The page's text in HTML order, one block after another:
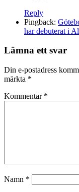
Reply
Pingback:
har debuterat i
Lämna ett svar
Din e-postadress
märkta *
Kommentar *
Namn *